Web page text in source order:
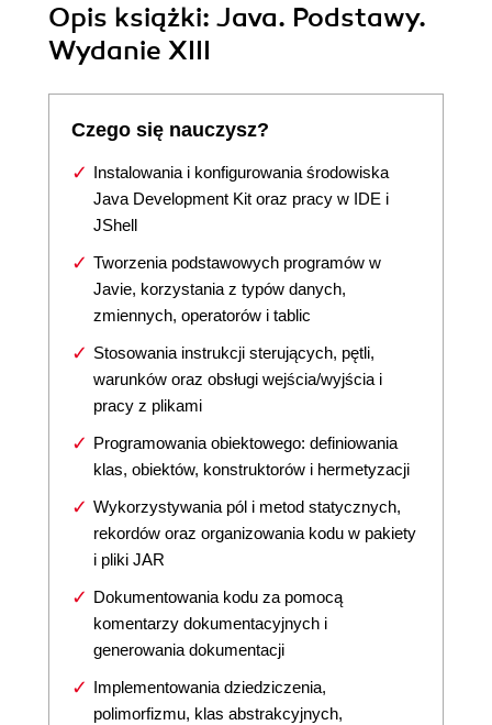
Opis książki: Java. Podstawy.
Wydanie XIII
Czego się nauczysz?
Instalowania i konfigurowania środowiska
Java Development Kit oraz pracy w IDE i
JShell
Tworzenia podstawowych programów w
Javie, korzystania z typów danych,
zmiennych, operatorów i tablic
Stosowania instrukcji sterujących, pętli,
warunków oraz obsługi wejścia/wyjścia i
pracy z plikami
Programowania obiektowego: definiowania
klas, obiektów, konstruktorów i hermetyzacji
Wykorzystywania pól i metod statycznych,
rekordów oraz organizowania kodu w pakiety
i pliki JAR
Dokumentowania kodu za pomocą
komentarzy dokumentacyjnych i
generowania dokumentacji
Implementowania dziedziczenia,
polimorfizmu, klas abstrakcyjnych,